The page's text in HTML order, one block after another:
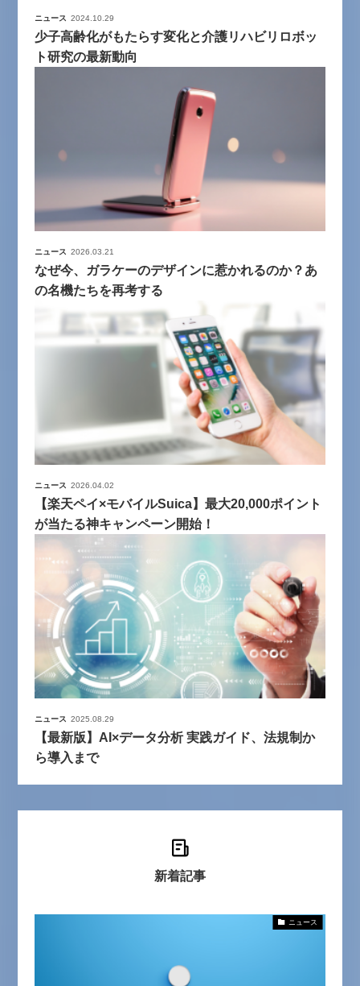
ニュース 2024.10.29
少子高齢化がもたらす変化と介護リハビリロボッ
ト研究の最新動向
ニュース 2026.03.21
なぜ今、ガラケーのデザインに惹かれるのか？あ
の名機たちを再考する
ニュース 2026.04.02
【楽天ペイ×モバイルSuica】最大20,000ポイント
が当たる神キャンペーン開始！
ニュース 2025.08.29
【最新版】AI×データ分析 実践ガイド、法規制か
ら導入まで
新着記事
ニュース